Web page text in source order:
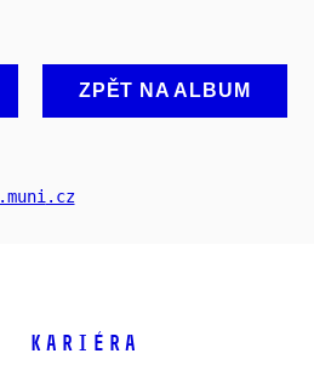
ZPĚT NA ALBUM
.muni .cz
KARIÉRA